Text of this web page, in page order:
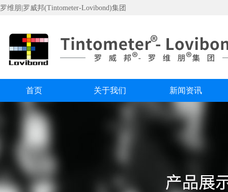
罗维朋|罗威邦(Tintometer-Lovibond)集团
首页 关于我们 新闻资讯